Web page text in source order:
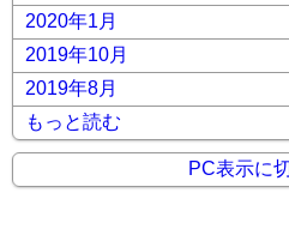
2020年1月
2019年10月
2019年8月
もっと読む
PC表示に